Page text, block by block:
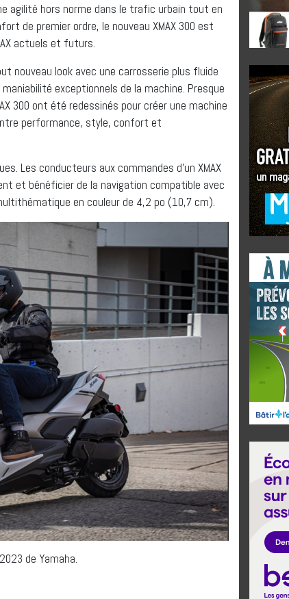
agilité hors norme dans le trafic urbain tout en
de premier ordre, le nouveau XMAX 300 est
actuels et futurs.
nouveau look avec une carrosserie plus fluide
exceptionnels de la machine. Presque
300 ont été redessinés pour créer une machine
performance, style, confort et
Les conducteurs aux commandes d’un XMAX
et bénéficier de la navigation compatible avec
en couleur de 4,2 po (10,7 cm).
de Yamaha.